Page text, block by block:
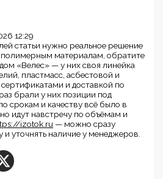
12:29
статьи нужно реальное решение
материалам, обратите
«Велес» — у них своя линейка
пластмасс, асбестовой и
и доставкой по
брали у них позиции под
срокам и качеству всё было в
идут навстречу по объёмам и
izotok.ru — можно сразу
уточнять наличие у менеджеров.